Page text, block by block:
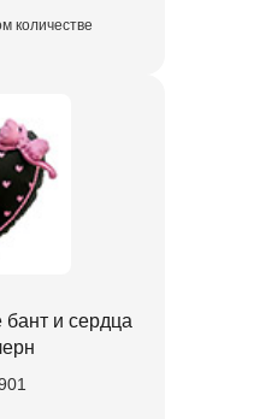
количестве
и сердца